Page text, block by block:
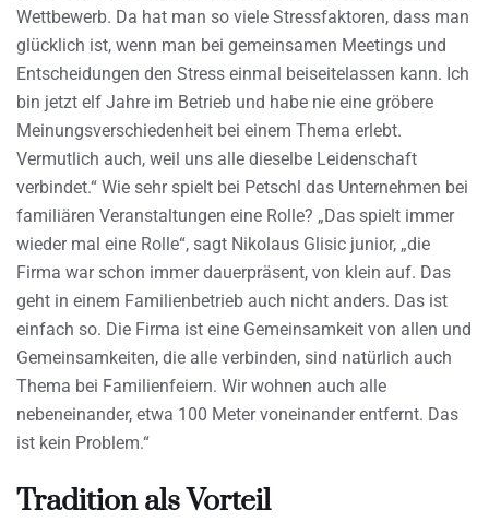
Wettbewerb. Da hat man so viele Stressfaktoren, dass man
glücklich ist, wenn man bei gemeinsamen Meetings und
Entscheidungen den Stress einmal beiseitelassen kann. Ich
bin jetzt elf Jahre im Betrieb und habe nie eine gröbere
Meinungsverschiedenheit bei einem Thema erlebt.
Vermutlich auch, weil uns alle dieselbe Leidenschaft
verbindet.“ Wie sehr spielt bei Petschl das Unternehmen bei
familiären Veranstaltungen eine Rolle? „Das spielt immer
wieder mal eine Rolle“, sagt Nikolaus Glisic junior, „die
Firma war schon immer dauerpräsent, von klein auf. Das
geht in einem Familienbetrieb auch nicht anders. Das ist
einfach so. Die Firma ist eine Gemeinsamkeit von allen und
Gemeinsamkeiten, die alle verbinden, sind natürlich auch
Thema bei Familienfeiern. Wir wohnen auch alle
nebeneinander, etwa 100 Meter voneinander entfernt. Das
ist kein Problem.“
Tradition als Vorteil